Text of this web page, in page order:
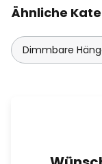
Ähnliche
Dimmbare